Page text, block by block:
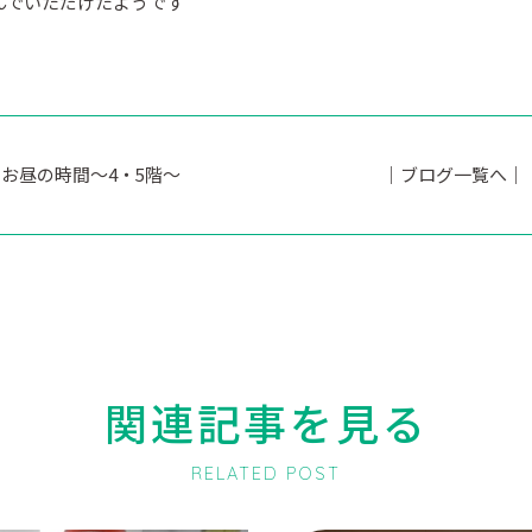
お昼の時間～4・5階～ ｜ブログ一覧へ｜
関連記事を見る
RELATED POST